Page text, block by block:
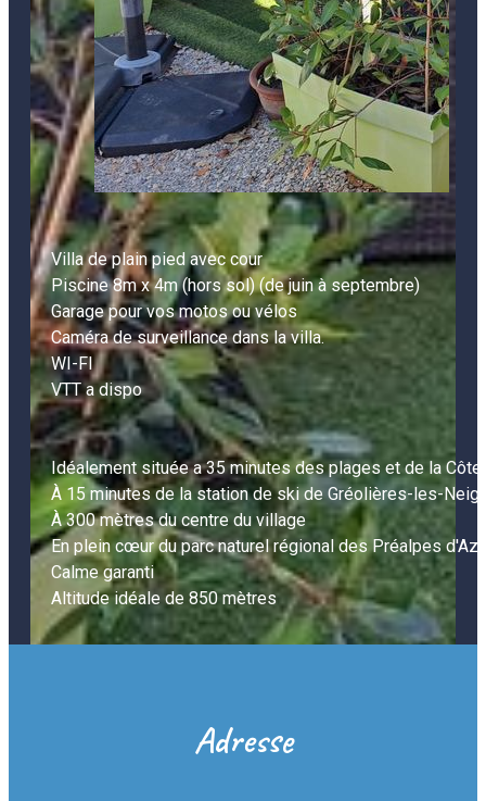
Villa de plain pied avec cour
Piscine 8m x 4m (hors sol) (de juin à septembre)
Garage pour vos motos ou vélos
Caméra de surveillance dans la villa.
WI-FI
VTT a dispo
Idéalement située a 35 minutes des plages et de la Côte
À 15 minutes de la station de ski de Gréolières-les-
À 300 mètres du centre du village
En plein cœur du parc naturel régional des Préalpes
Calme garanti
Altitude idéale de 850 mètres
Adresse